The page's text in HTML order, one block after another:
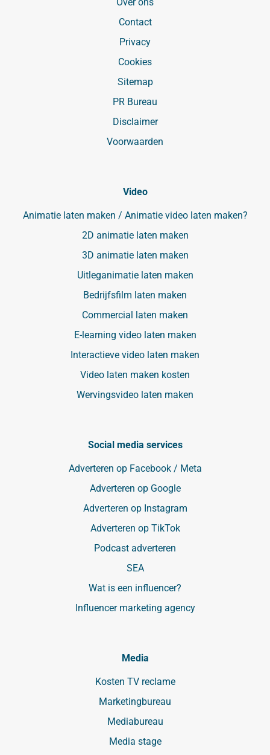
Over ons
Contact
Privacy
Cookies
Sitemap
PR Bureau
Disclaimer
Voorwaarden
Video
Animatie laten maken / Animatie video laten maken?
2D animatie laten maken
3D animatie laten maken
Uitleganimatie laten maken
Bedrijfsfilm laten maken
Commercial laten maken
E-learning video laten maken
Interactieve video laten maken
Video laten maken kosten
Wervingsvideo laten maken
Social media services
Adverteren op Facebook / Meta
Adverteren op Google
Adverteren op Instagram
Adverteren op TikTok
Podcast adverteren
SEA
Wat is een influencer?
Influencer marketing agency
Media
Kosten TV reclame
Marketingbureau
Mediabureau
Media stage